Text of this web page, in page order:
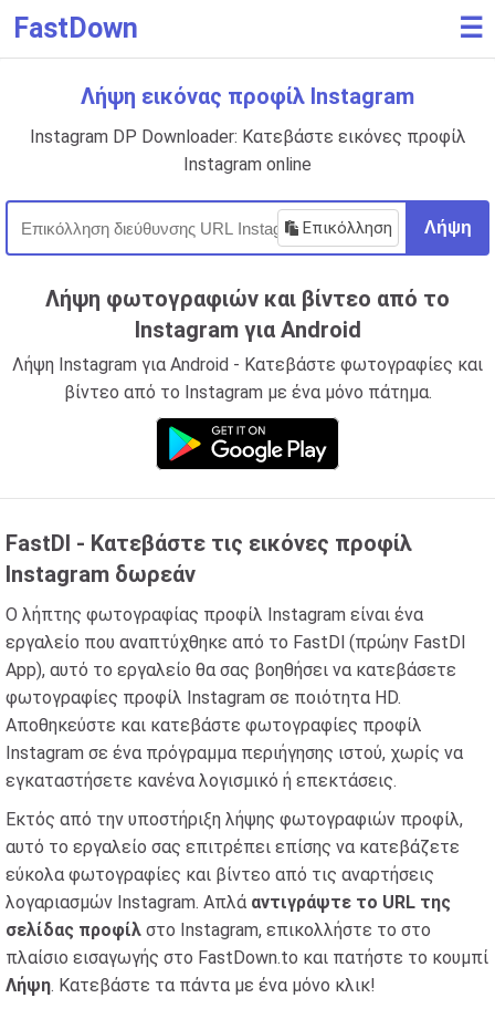
FastDown ☰
Λήψη εικόνας προφίλ Instagram
Instagram DP Downloader: Κατεβάστε εικόνες προφίλ
Instagram online
Επικόλληση Λήψη
Λήψη φωτογραφιών και βίντεο από το
Instagram για Android
Λήψη Instagram για Android - Κατεβάστε φωτογραφίες και
βίντεο από το Instagram με ένα μόνο πάτημα.
FastDl - Κατεβάστε τις εικόνες προφίλ
Instagram δωρεάν
Ο λήπτης φωτογραφίας προφίλ Instagram είναι ένα
εργαλείο που αναπτύχθηκε από το FastDl (πρώην FastDl
App), αυτό το εργαλείο θα σας βοηθήσει να κατεβάσετε
φωτογραφίες προφίλ Instagram σε ποιότητα HD.
Αποθηκεύστε και κατεβάστε φωτογραφίες προφίλ
Instagram σε ένα πρόγραμμα περιήγησης ιστού, χωρίς να
εγκαταστήσετε κανένα λογισμικό ή επεκτάσεις.
Εκτός από την υποστήριξη λήψης φωτογραφιών προφίλ,
αυτό το εργαλείο σας επιτρέπει επίσης να κατεβάζετε
εύκολα φωτογραφίες και βίντεο από τις αναρτήσεις
λογαριασμών Instagram. Απλά αντιγράψτε το URL της
σελίδας προφίλ στο Instagram, επικολλήστε το στο
πλαίσιο εισαγωγής στο FastDown.to και πατήστε το κουμπί
Λήψη. Κατεβάστε τα πάντα με ένα μόνο κλικ!